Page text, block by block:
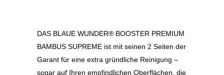
DAS BLAUE WUNDER® BOOSTER PREMIUM
BAMBUS SUPREME ist mit seinen 2 Seiten der
Garant für eine extra gründliche Reinigung –
sogar auf Ihren empfindlichen Oberflächen, die